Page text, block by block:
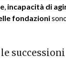
, incapacità di
fondazioni
successioni